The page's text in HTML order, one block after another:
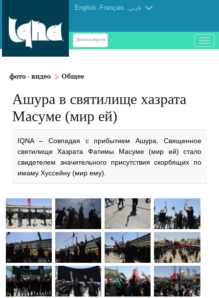
English . Français . فارسی
Десктоп-версия
باز
و
фото - видео Общее
Ашура в святилище хазрата
Масуме (мир ей)
IQNA – Совпадая с прибытием Ашура, Священное
святилище Хазрата Фатимы Масуме (мир ей) стало
свидетелем значительного присутствия скорбящих по
имаму Хуссейну (мир ему).